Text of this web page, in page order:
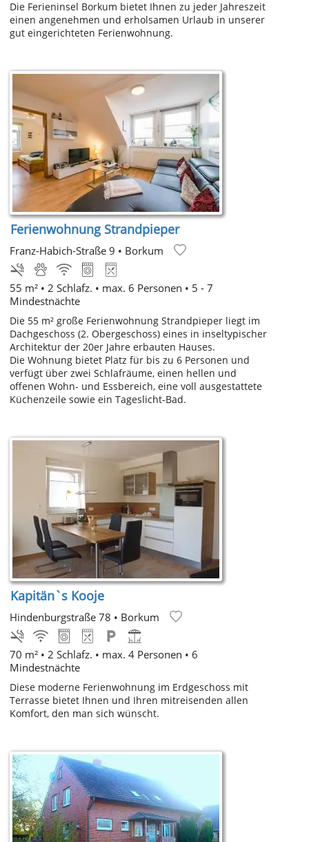
Die Ferieninsel Borkum bietet Ihnen zu jeder Jahreszeit
einen angenehmen und erholsamen Urlaub in unserer
gut eingerichteten Ferienwohnung.
Ferienwohnung Strandpieper
Franz-Habich-Straße 9 • Borkum
55 m² • 2 Schlafz. • max. 6 Personen • 5 - 7
Mindestnächte
Die 55 m² große Ferienwohnung Strandpieper liegt im
Dachgeschoss (2. Obergeschoss) eines in inseltypischer
Architektur der 20er Jahre erbauten Hauses.
Die Wohnung bietet Platz für bis zu 6 Personen und
verfügt über zwei Schlafräume, einen hellen und
offenen Wohn- und Essbereich, eine voll ausgestattete
Küchenzeile sowie ein Tageslicht-Bad.
Kapitän`s Kooje
Hindenburgstraße 78 • Borkum
70 m² • 2 Schlafz. • max. 4 Personen • 6
Mindestnächte
Diese moderne Ferienwohnung im Erdgeschoss mit
Terrasse bietet Ihnen und Ihren mitreisenden allen
Komfort, den man sich wünscht.